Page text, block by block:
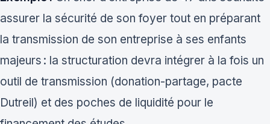
assurer la sécurité de son foyer tout en préparant
la transmission de son entreprise à ses enfants
majeurs : la structuration devra intégrer à la fois un
outil de transmission (donation-partage, pacte
Dutreil) et des poches de liquidité pour le